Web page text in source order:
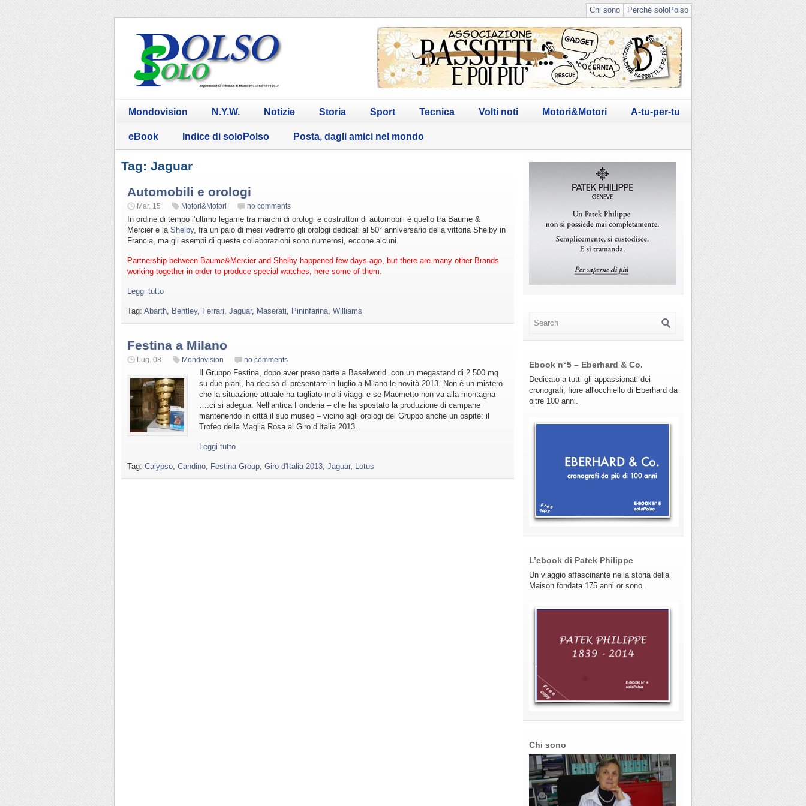
Perché soloPolso
Chi sono
Mondovision N.Y.W. Notizie Storia Sport Tecnica Volti noti Motori&Motori A-tu-per-tu
eBook Indice di soloPolso Posta, dagli amici nel mondo
Tag: Jaguar
Automobili e orologi
Mar. 15 Motori&Motori no comments
In ordine di tempo l’ultimo legame tra marchi di orologi e costruttori di automobili è quello tra Baume &
Mercier e la Shelby, fra un paio di mesi vedremo gli orologi dedicati al 50° anniversario della vittoria Shelby in
Francia, ma gli esempi di queste collaborazioni sono numerosi, eccone alcuni.
Partnership between Baume&Mercier and Shelby happened few days ago, but there are many other Brands
working together in order to produce special watches, here some of them.
Leggi tutto
Tag: Abarth Bentley, Ferrari Jaguar, Maserati Pininfarina Williams
Festina a Milano
Lug. 08 Mondovision no comments
Il Gruppo Festina, dopo aver preso parte a Baselworld con un megastand di 2.500 mq
su due piani, ha deciso di presentare in luglio a Milano le novità 2013. Non è un mistero
che la situazione attuale ha tagliato molti viaggi e se Maometto non va alla montagna
….ci si adegua. Nell’antica Fonderia – che ha spostato la produzione di campane
mantenendo in città il suo museo – vicino agli orologi del Gruppo anche un ospite: il
Trofeo della Maglia Rosa al Giro d’Italia 2013.
Leggi tutto
Tag: Calypso Candino Festina Group Giro d'Italia 2013 Jaguar, Lotus
Ebook n°5 – Eberhard & Co.
Dedicato a tutti gli appassionati dei
cronografi, fiore all'occhiello di Eberhard da
oltre 100 anni.
L’ebook di Patek Philippe
Un viaggio affascinante nella storia della
Maison fondata 175 anni or sono.
Chi sono